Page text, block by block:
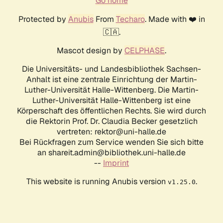
Protected by AnubisFrom Techaro. Made with ❤️ in
🇨🇦.
Mascot design by CELPHASE.
Die Universitäts- und Landesbibliothek Sachsen-
Anhalt ist eine zentrale Einrichtung der Martin-
Luther-Universität Halle-Wittenberg. Die Martin-
Luther-Universität Halle-Wittenberg ist eine
Körperschaft des öffentlichen Rechts. Sie wird durch
die Rektorin Prof. Dr. Claudia Becker gesetzlich
vertreten: rektor@uni-halle.de
Bei Rückfragen zum Service wenden Sie sich bitte
an shareit.admin@bibliothek.uni-halle.de
-- Imprint
This website is running Anubis version v1.25.0.